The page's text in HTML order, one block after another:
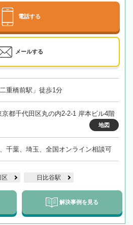
電話する
メールする
重橋前駅」徒歩1分
京都千代田区丸の内2-2-1 岸本ビル4階
地図
千葉、埼玉、全国オンライン相談可
区 日比谷駅
解決事例を見る